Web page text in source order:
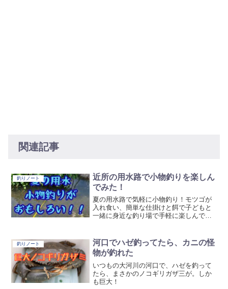
関連記事
釣りノート
近所の用水路で小物釣りを楽しん
でみた！
夏の用水路で気軽に小物釣り！モツゴが
入れ食い、簡単な仕掛けと餌で子どもと
一緒に身近な釣り場で手軽に楽しんでき
釣りノート
河口でハゼ釣ってたら、カニの怪
物が釣れた
いつもの大河川の河口で、ハゼを釣って
たら、まさかのノコギリガザ三が。しか
も巨大！